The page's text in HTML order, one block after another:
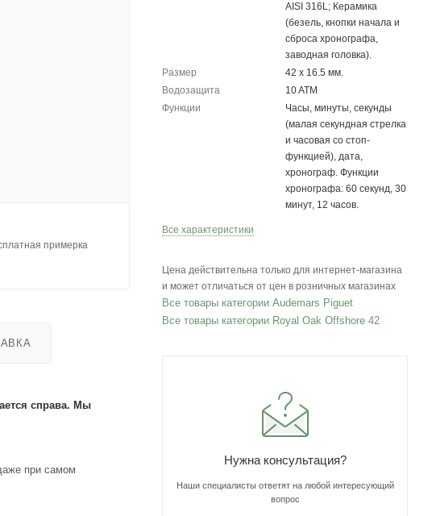
примерка
справа. Мы
при самом
AISI 316L; Керамика
(безель, кнопки начала и
сброса хронографа,
заводная головка).
Размер
42 х 16.5 мм.
Водозащита
10 ATM
Функции
Часы, минуты, секунды
(малая секундная стрелка
и часовая со стоп-
функцией), дата,
хронограф. Функции
хронографа: 60 секунд, 30
минут, 12 часов.
Все характеристики
Цена действительна только для интернет-магазина
и может отличаться от цен в розничных магазинах
Все товары категории Audemars Piguet
Все товары категории Royal Oak Offshore 42
Нужна консультация?
Наши специалисты ответят на любой интересующий
вопрос